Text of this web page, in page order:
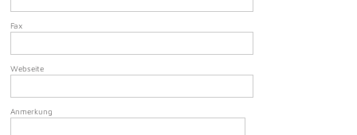
Fax
Webseite
Anmerkung